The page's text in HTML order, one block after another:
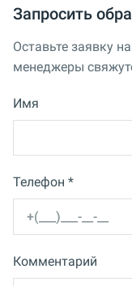
Запросить
Оставьте заявку
менеджеры
Имя
Телефон *
Комментарий